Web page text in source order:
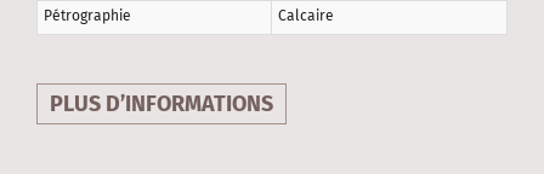
Pétrographie Calcaire
PLUS D’INFORMATIONS